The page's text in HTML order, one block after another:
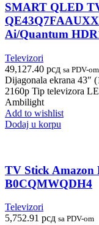
SMART QLED
Ai/Quantum
Televizori
49,127.40 рсд sa PDV-om
Dijagonala ekrana 43″
2160p Tip televizora
Ambilight
Add to wishlist
Dodaj u korpu
TV Stick Amazon
B0CQMWQDH4
Televizori
5,752.91 рсд sa PDV-om